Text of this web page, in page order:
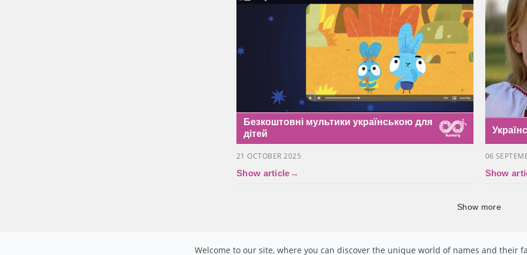
Безкоштовні мультики українською для
дітей
21 OCTOBER 2025
Show article →
06
Show
Show more
Welcome to our site, where you can discover the unique world of names and their